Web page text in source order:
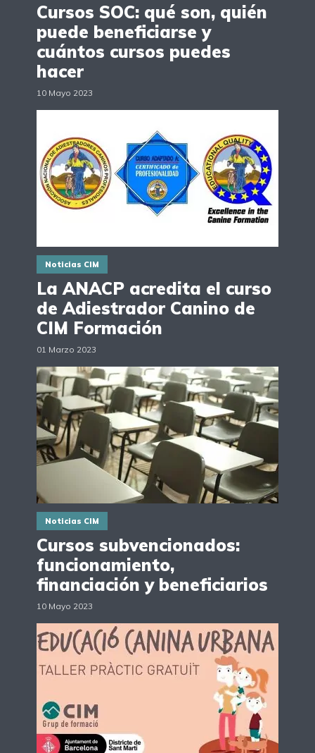
Cursos SOC: qué son, quién
puede beneficiarse y
cuántos cursos puedes
hacer
10 Mayo 2023
Noticias CIM
La ANACP acredita el curso
de Adiestrador Canino de
CIM Formación
01 Marzo 2023
Noticias CIM
Cursos subvencionados:
funcionamiento,
financiación y beneficiarios
10 Mayo 2023